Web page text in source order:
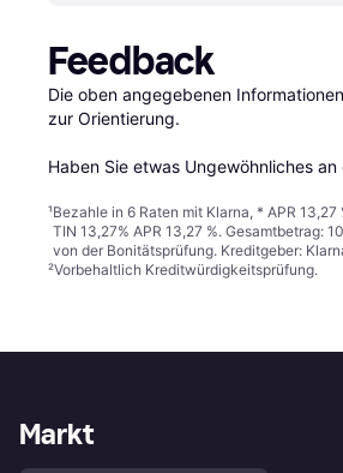
Feedback
Die oben angegebenen
zur Orientierung.
Haben Sie etwas Ungewöhnliches
¹Bezahle in 6 Raten mit Klarna, * APR
TIN 13,27% APR 13,27 %. Gesamtbetrag:
von der Bonitätsprüfung. Kreditgeber:
²Vorbehaltlich Kreditwürdigkeitsprüfung.
Markt